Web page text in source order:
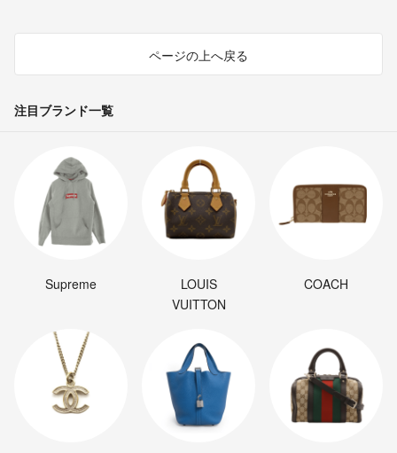
ページの上へ戻る
注目ブランド一覧
Supreme
LOUIS
VUITTON
COACH